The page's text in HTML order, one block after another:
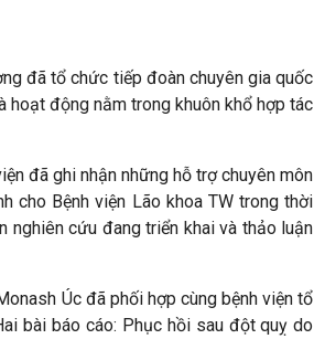
đã tổ chức tiếp đoàn chuyên gia quốc
động nằm trong khuôn khổ hợp tác
đã ghi nhận những hỗ trợ chuyên môn
cho Bệnh viện Lão khoa TW trong thời
nghiên cứu đang triển khai và thảo luận
Úc đã phối hợp cùng bệnh viện tổ
bài báo cáo: Phục hồi sau đột quỵ do